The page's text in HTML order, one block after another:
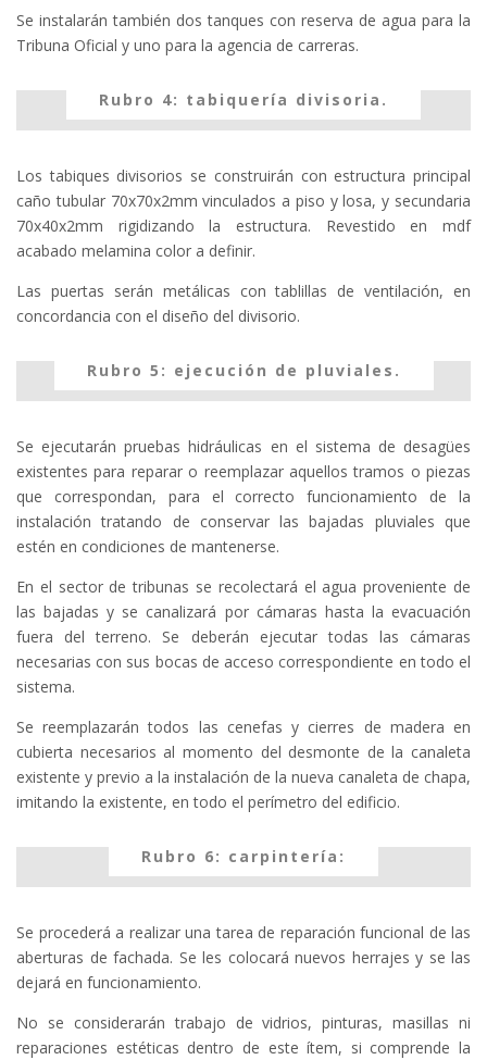
Se instalarán también dos tanques con reserva de agua para la
Tribuna Oficial y uno para la agencia de carreras.
Rubro 4: tabiquería divisoria.
Los tabiques divisorios se construirán con estructura principal
caño tubular 70x70x2mm vinculados a piso y losa, y secundaria
70x40x2mm rigidizando la estructura. Revestido en mdf
acabado melamina color a definir.
Las puertas serán metálicas con tablillas de ventilación, en
concordancia con el diseño del divisorio.
Rubro 5: ejecución de pluviales.
Se ejecutarán pruebas hidráulicas en el sistema de desagües
existentes para reparar o reemplazar aquellos tramos o piezas
que correspondan, para el correcto funcionamiento de la
instalación tratando de conservar las bajadas pluviales que
estén en condiciones de mantenerse.
En el sector de tribunas se recolectará el agua proveniente de
las bajadas y se canalizará por cámaras hasta la evacuación
fuera del terreno. Se deberán ejecutar todas las cámaras
necesarias con sus bocas de acceso correspondiente en todo el
sistema.
Se reemplazarán todos las cenefas y cierres de madera en
cubierta necesarios al momento del desmonte de la canaleta
existente y previo a la instalación de la nueva canaleta de chapa,
imitando la existente, en todo el perímetro del edificio.
Rubro 6: carpintería:
Se procederá a realizar una tarea de reparación funcional de las
aberturas de fachada. Se les colocará nuevos herrajes y se las
dejará en funcionamiento.
No se considerarán trabajo de vidrios, pinturas, masillas ni
reparaciones estéticas dentro de este ítem, si comprende la